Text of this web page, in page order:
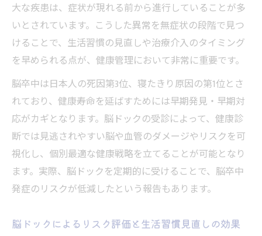
大な疾患は、症状が現れる前から進行していることが多
いとされています。こうした異常を無症状の段階で見つ
けることで、生活習慣の見直しや治療介入のタイミング
を早められる点が、健康管理において非常に重要です。
脳卒中は日本人の死因第3位、寝たきり原因の第1位とさ
れており、健康寿命を延ばすためには早期発見・早期対
応がカギとなります。脳ドックの受診によって、健康診
断では見逃されやすい脳や血管のダメージやリスクを可
視化し、個別最適な健康戦略を立てることが可能となり
ます。実際、脳ドックを定期的に受けることで、脳卒中
発症のリスクが低減したという報告もあります。
脳ドックによるリスク評価と生活習慣見直しの効果